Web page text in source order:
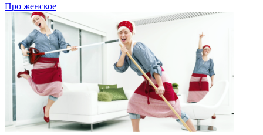
Про женское